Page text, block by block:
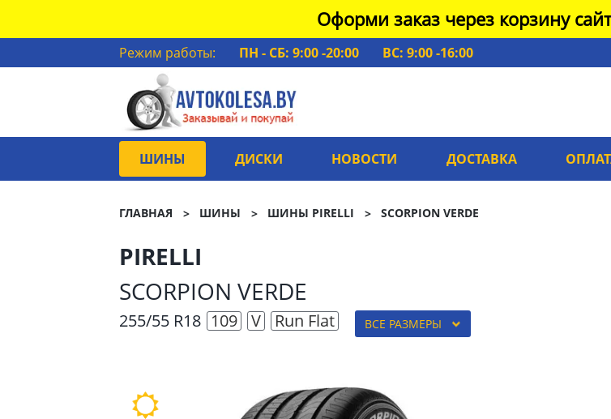
Оформи заказ через корзину
Режим работы: ПН - СБ: 9:00 -20:00
ВС: 9:00 -16:00
ШИНЫ ДИСКИ НОВОСТИ ДОСТАВКА
ГЛАВНАЯ ШИНЫ ШИНЫ PIRELLI SCORPION VERDE
PIRELLI
SCORPION VERDE
255/55 R18 109 V Run Flat ВСЕ РАЗМЕРЫ